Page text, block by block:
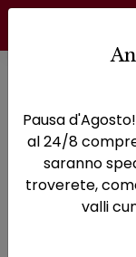
Pausa
al 24/8
saranno
troverete,
valli